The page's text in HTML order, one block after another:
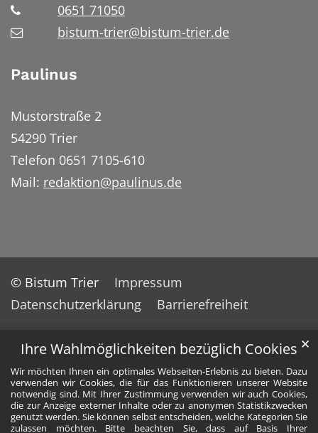
Ihre Wahlmöglichkeiten bezüglich Cookies
Wir möchten Ihnen ein optimales Webseiten-Erlebnis zu bieten. Dazu
verwenden wir Cookies, die für das Funktionieren unserer Website
notwendig sind. Mit Ihrer Zustimmung verwenden wir auch Cookies,
die zur Anzeige externer Inhalte oder zu anonymen Statistikzwecken
genutzt werden. Sie können selbst entscheiden, welche Kategorien Sie
zulassen möchten. Bitte beachten Sie, dass auf Basis Ihrer
✕
0651 71050
bistum-trier@bistum-trier.de
Paulinus
Mustorstraße 2
54290 Trier
Telefon 0651 7105-610
Mail: redaktion@paulinus.de
© Bistum Trier
Impressum
Datenschutzerklärung
Barrierefreiheit